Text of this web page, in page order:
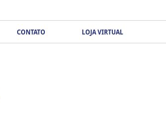
CONTATO LOJA VIRTUAL